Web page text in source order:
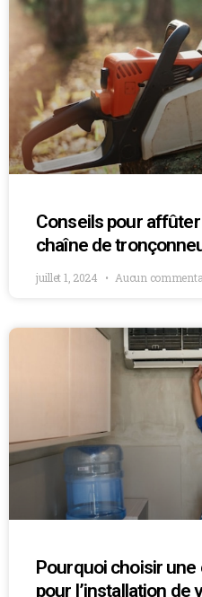
Conseils pour
chaîne de
juillet 1, 2024 Aucun
Pourquoi choisir
pour l’installation de